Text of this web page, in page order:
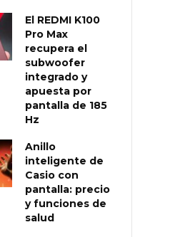
El REDMI K100
Pro Max
recupera el
subwoofer
integrado y
apuesta por
pantalla de 185
Hz
Anillo
inteligente de
Casio con
pantalla: precio
y funciones de
salud